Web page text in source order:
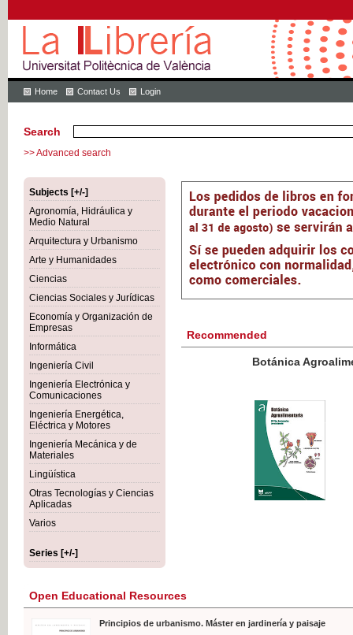
Home Contact Us Login
Search
>> Advanced search
Subjects [+/-]
Agronomía, Hidráulica y
Medio Natural
Arquitectura y Urbanismo
Arte y Humanidades
Ciencias
Ciencias Sociales y Jurídicas
Economía y Organización de
Empresas
Informática
Ingeniería Civil
Ingeniería Electrónica y
Comunicaciones
Ingeniería Energética,
Eléctrica y Motores
Ingeniería Mecánica y de
Materiales
Lingüística
Otras Tecnologías y Ciencias
Aplicadas
Varios
Series [+/-]
Recommended
Botánica Agroalimentaria
Open Educational Resources
Principios de urbanismo. Máster en jardinería y paisaje